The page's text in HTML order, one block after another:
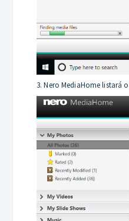
3. Nero MediaHome listará